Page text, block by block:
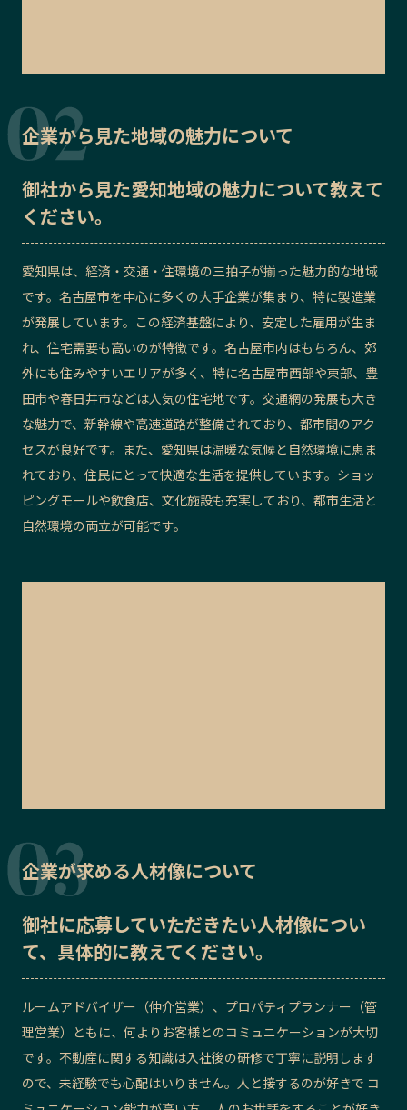
企業から見た地域の魅力について
御社から見た愛知地域の魅力について教えて
ください。
愛知県は、経済・交通・住環境の三拍子が揃った魅力的な地域
です。名古屋市を中心に多くの大手企業が集まり、特に製造業
が発展しています。この経済基盤により、安定した雇用が生ま
れ、住宅需要も高いのが特徴です。名古屋市内はもちろん、郊
外にも住みやすいエリアが多く、特に名古屋市西部や東部、豊
田市や春日井市などは人気の住宅地です。交通網の発展も大き
な魅力で、新幹線や高速道路が整備されており、都市間のアク
セスが良好です。また、愛知県は温暖な気候と自然環境に恵ま
れており、住民にとって快適な生活を提供しています。ショッ
ピングモールや飲食店、文化施設も充実しており、都市生活と
自然環境の両立が可能です。
企業が求める人材像について
御社に応募していただきたい人材像につい
て、具体的に教えてください。
ルームアドバイザー（仲介営業）、プロパティプランナー（管
理営業）ともに、何よりお客様とのコミュニケーションが大切
です。 不動産に関する知識は入社後の研修で丁寧に説明します
ので、未経験でも心配はいりません。人と接するのが好きで コ